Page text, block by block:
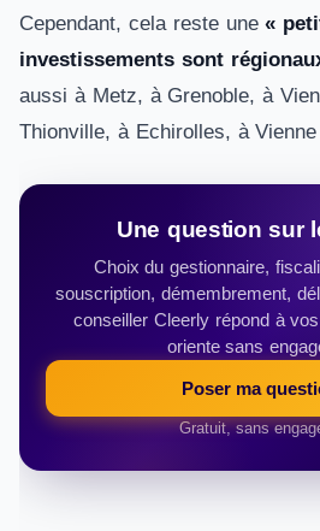
Cependant, cela reste une«
investissements sont
aussi à Metz, à Grenoble, à
Thionville, à Echirolles, à
Une question sur
Choix du gestionnaire,
souscription, démembrement,
conseiller Cleerly répond à
oriente sans
Poser ma
Gratuit, sans